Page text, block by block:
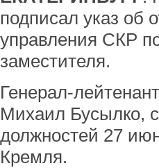
подписал указ об
управления СКР
заместителя.
Генерал-
Михаил Бусылко,
должностей 27
Кремля.